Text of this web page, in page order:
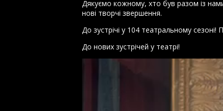
Дякуємо кожному, хто був разом із
нові творчі звершення.
До зустрічі у 104 театральному сезоні!
До нових зустрічей у театрі!
Відеопрогравач